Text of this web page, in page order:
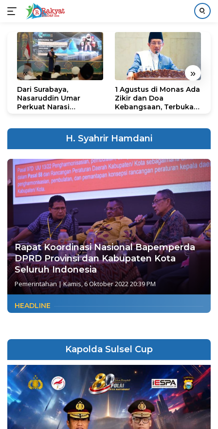
konten
« »
Dari Surabaya,
Nasaruddin Umar
Perkuat Narasi
1 Agustus di Monas Ada
Zikir dan Doa
Kebangsaan, Terbuka
H. Syahrir Hamdani
Rapat Koordinasi Nasional Bapemperda
DPRD Provinsi dan Kabupaten Kota
Seluruh Indonesia
Pemerintahan|Kamis, 6 Oktober 2022 20:39 PM
HEADLINE
Kapolda Sulsel Cup